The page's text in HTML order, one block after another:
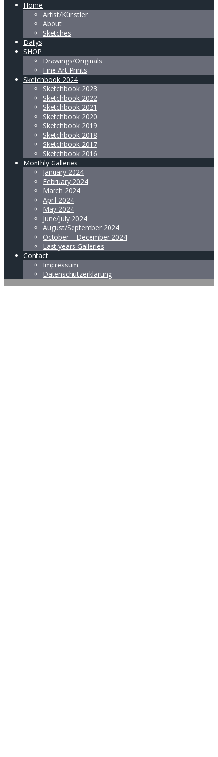
Home
Artist/Künstler
About
Sketches
Dailys
SHOP
Drawings/Originals
Fine Art Prints
Sketchbook 2024
Sketchbook 2023
Sketchbook 2022
Sketchbook 2021
Sketchbook 2020
Sketchbook 2019
Sketchbook 2018
Sketchbook 2017
Sketchbook 2016
Monthly Galleries
January 2024
February 2024
March 2024
April 2024
May 2024
June/July 2024
August/September 2024
October – December 2024
Last years Galleries
Contact
Impressum
Datenschutzerklärung